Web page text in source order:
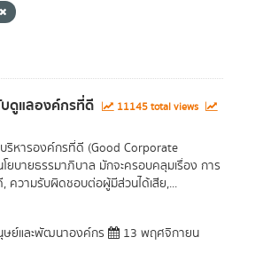
ดูแลองค์กรที่ดี
11145 total views
บริหารองค์กรที่ดี (Good Corporate
ยบายธรรมาภิบาล มักจะครอบคลุมเรื่อง การ
ความรับผิดชอบต่อผู้มีส่วนได้เสีย,...
ษย์และพัฒนาองค์กร
13 พฤศจิกายน